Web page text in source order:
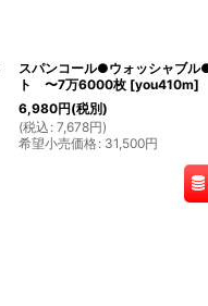
スパンコール●ウォッシャブ
ト 〜7万6000枚 [you410m]
6,980円(税別)
(税込 : 7,678円)
希望小売価格: 31,500円